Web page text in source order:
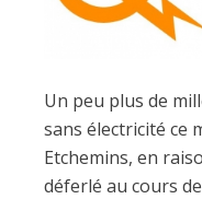
Un peu plus de
sans électricité ce
Etchemins, en
déferlé au cours